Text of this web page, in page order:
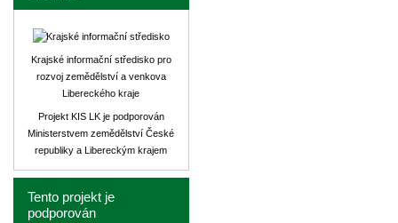
Krajské informační středisko pro
rozvoj zemědělství a venkova
Libereckého kraje
Projekt KIS LK je podporován
Ministerstvem zemědělství České
republiky a Libereckým krajem
Tento projekt je
podporován